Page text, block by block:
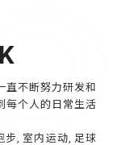
直不断努力研发和
每个人的日常生活
步, 室内运动, 足球